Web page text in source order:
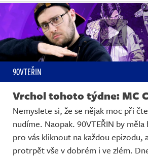
90VTEŘIN
Vrchol tohoto týdne: MC
Nemyslete si, že se nějak moc při
nudíme. Naopak. 90VTEŘIN by
pro vás kliknout na každou epizodu,
protrpět vše v dobrém i ve zlém.